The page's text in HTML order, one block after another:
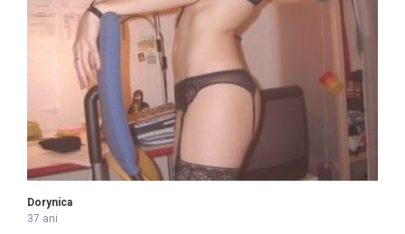
Dorynica
37 ani